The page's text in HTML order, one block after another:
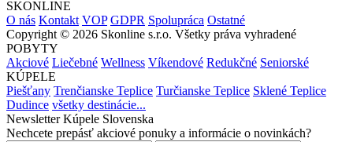
SKONLINE
O nás Kontakt VOP GDPR Spolupráca Ostatné
Copyright © 2026 Skonline s.r.o. Všetky práva vyhradené
POBYTY
Akciové Liečebné Wellness Víkendové Redukčné Seniorské
KÚPELE
Piešťany Trenčianske Teplice Turčianske Teplice Sklené Teplice
Dudince všetky destinácie...
Newsletter Kúpele Slovenska
Nechcete prepásť akciové ponuky a informácie o novinkách?